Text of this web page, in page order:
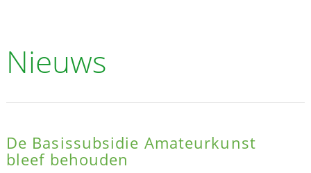
Nieuws
De Basissubsidie Amateurkunst
bleef behouden